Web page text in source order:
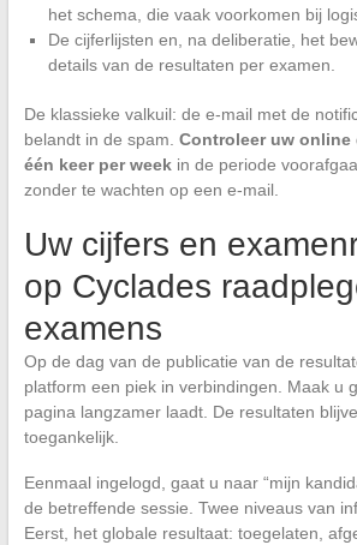
het schema, die vaak voorkomen bij
De cijferlijsten en, na deliberatie, het
details van de resultaten per examen.
De klassieke valkuil: de e-mail met de
belandt in de spam. Controleer uw
één keer per weekin de periode
zonder te wachten op een e-mail.
Uw cijfers en
op Cyclades
examens
Op de dag van de publicatie van de
platform een piek in verbindingen. Maak u
pagina langzamer laadt. De resultaten
toegankelijk.
Eenmaal ingelogd, gaat u naar “mijn
de betreffende sessie. Twee niveaus van
Eerst, het globale resultaat: toegelaten,